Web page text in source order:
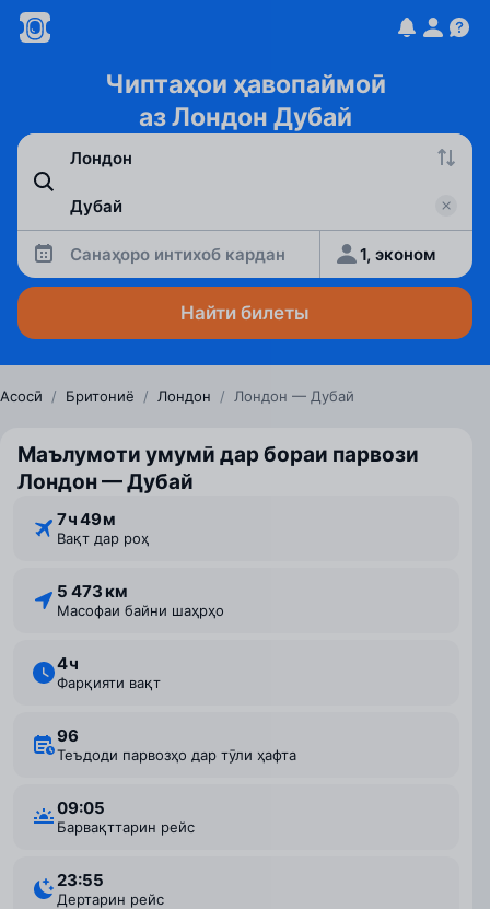
Чиптаҳои ҳавопаймоӣ
аз Лондон Дубай
Санаҳоро интихоб кардан 1, эконом
Найти билеты
Асосӣ / Бритониё / Лондон / Лондон — Дубай
Маълумоти умумӣ дар бораи парвози
Лондон — Дубай
7 ⁠ч 49 ⁠м
Вақт дар роҳ
5 473 км
Масофаи байни шаҳрҳо
4 ⁠ч
Фарқияти вақт
96
Теъдоди парвозҳо дар тӯли ҳафта
09:05
Барвақттарин рейс
23:55
Дертарин рейс